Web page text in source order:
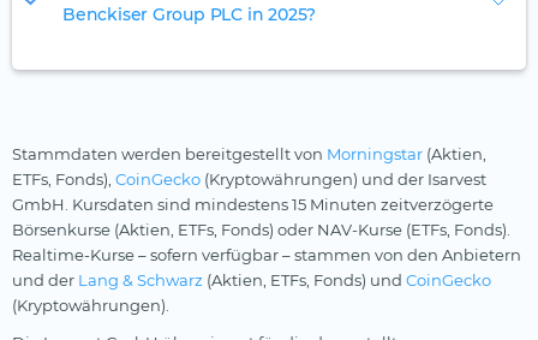
Benckiser Group PLC in 2025?
Stammdaten werden bereitgestellt von Morningstar (Aktien,
ETFs, Fonds), CoinGecko (Kryptowährungen) und der Isarvest
GmbH. Kursdaten sind mindestens 15 Minuten zeitverzögerte
Börsenkurse (Aktien, ETFs, Fonds) oder NAV-Kurse (ETFs, Fonds).
Realtime-Kurse – sofern verfügbar – stammen von den Anbietern
und der Lang & Schwarz (Aktien, ETFs, Fonds) und CoinGecko
(Kryptowährungen).